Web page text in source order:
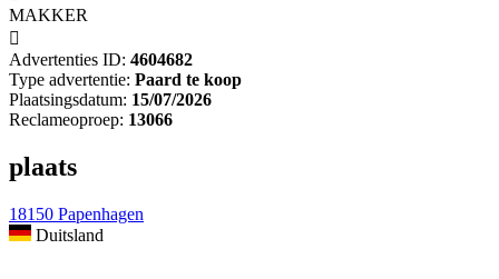
MAKKER

Advertenties ID: 4604682
Type advertentie: Paard te koop
Plaatsingsdatum: 15/07/2026
Reclameoproep: 13066
plaats
18150 Papenhagen
Duitsland